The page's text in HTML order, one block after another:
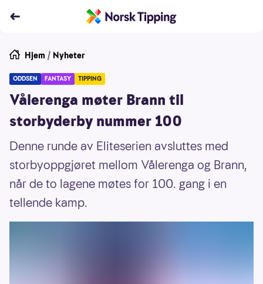
Hjem / Nyheter
ODDSEN FANTASY TIPPING
Vålerenga møter Brann til
storbyderby nummer 100
Denne runde av Eliteserien avsluttes med
storbyoppgjøret mellom Vålerenga og Brann,
når de to lagene møtes for 100. gang i en
tellende kamp.